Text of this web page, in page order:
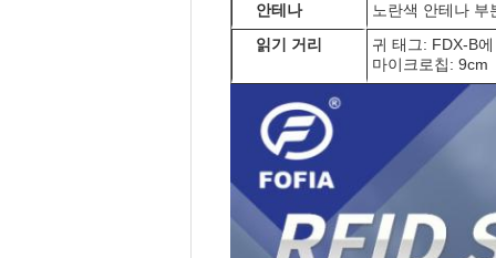
안테나
노란색 안테나
읽기 거리
귀 태그: FDX-B
마이크로칩: 9cm